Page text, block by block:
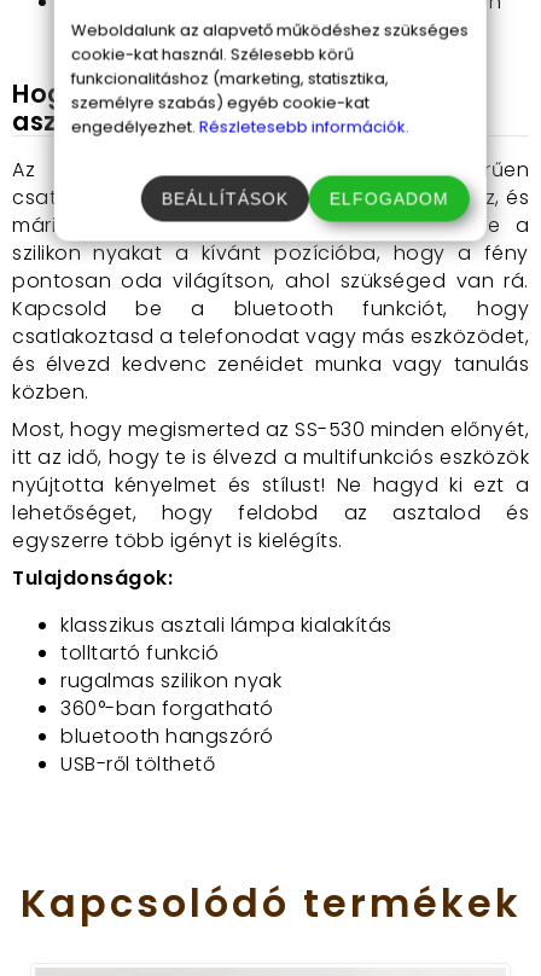
pillanatban.
Hogyan használd az SS-530 3in1
asztali LED lámpát?
Az SS-530 használata gyerekjáték. Egyszerűen
csatlakoztasd az USB kábelt egy áramforráshoz, és
máris élvezheted a lámpa fényét. Állítsd be a
szilikon nyakat a kívánt pozícióba, hogy a fény
pontosan oda világítson, ahol szükséged van rá.
Kapcsold be a bluetooth funkciót, hogy
csatlakoztasd a telefonodat vagy más eszközödet,
és élvezd kedvenc zenéidet munka vagy tanulás
közben.
Most, hogy megismerted az SS-530 minden előnyét,
itt az idő, hogy te is élvezd a multifunkciós eszközök
nyújtotta kényelmet és stílust! Ne hagyd ki ezt a
lehetőséget, hogy feldobd az asztalod és
egyszerre több igényt is kielégíts.
Tulajdonságok:
klasszikus asztali lámpa kialakítás
tolltartó funkció
rugalmas szilikon nyak
360°-ban forgatható
bluetooth hangszóró
USB-ről tölthető
Kapcsolódó termékek
Weboldalunk az alapvető működéshez szükséges
cookie-kat használ. Szélesebb körű
funkcionalitáshoz (marketing, statisztika,
személyre szabás) egyéb cookie-kat
engedélyezhet. Részletesebb információk.
BEÁLLÍTÁSOK ELFOGADOM